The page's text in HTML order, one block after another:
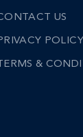
US
POLICY
&